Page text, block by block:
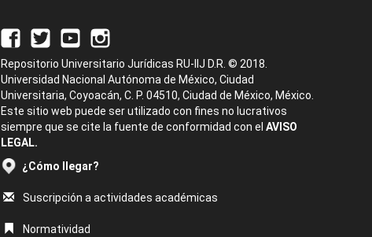
Repositorio Universitario Jurídicas RU-IIJ D.R. © 2018.
Universidad Nacional Autónoma de México, Ciudad
Universitaria, Coyoacán, C. P. 04510, Ciudad de México, México.
Este sitio web puede ser utilizado con fines no lucrativos
siempre que se cite la fuente de conformidad con el AVISO
LEGAL.
¿Cómo llegar?
Suscripción a actividades académicas
Normatividad